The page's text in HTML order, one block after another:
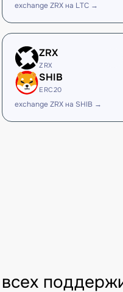
exchange ZRX на LTC →
ZRX
ZRX
SHIB
ERC20
exchange ZRX на SHIB →